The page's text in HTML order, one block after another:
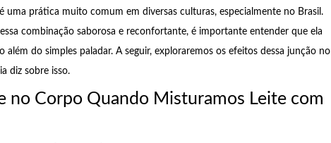
uma prática muito comum em diversas culturas, especialmente no Brasil.
combinação saborosa e reconfortante, é importante entender que ela
além do simples paladar. A seguir, exploraremos os efeitos dessa junção no
diz sobre isso.
no Corpo Quando Misturamos Leite com